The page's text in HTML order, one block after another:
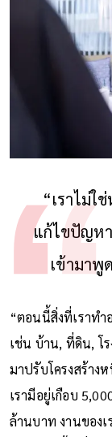
“เราไม่ใ
แก้ไขปัญหา
เข้ามาพู
“ตอนนี้สิ่งที่เราทํ
เช่น บ้าน, ที่ดิน, โร
มาปรับโครงสร้าง
เรามีอยู่เกือบ
ล้านบาท งานของ